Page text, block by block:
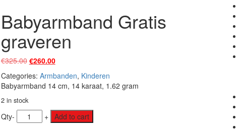
Babyarmband Gratis
graveren
€325.00 Original
was:
€325.00.
€260.00Current
is:
€260.00.
Categories: Armbanden, Kinderen
Babyarmband 14 cm, 14 karaat, 1.62 gram
2 in stock
Qty- + Add to cart